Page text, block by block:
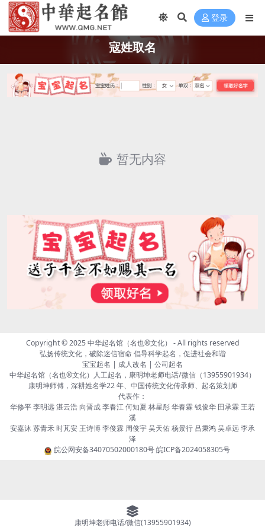
登录
寇姓取名
暂无内容
Copyright © 2025中华起名馆（名也®文化） - All rights reserved
弘扬传统文化，破除迷信宿命 倡导科学起名，促进社会和谐
宝宝起名 | 成人改名 | 公司起名
中华起名馆（名也®文化）人工起名，康明坤老师电话/微信（13955901934）
康明坤师傅，深耕姓名学22 年、中国传统文化传承师、起名策划师
代表作：
华修平 李明远 湛云浩 向晋成 李春江 何知夏 林星彤 华春霖 钱俊华 田承霖 王若
溪
安嘉沐 苏青禾 时芃安 王诗博 李俊霖 周俊宇 吴天佑 杨景行 吕秉鸿 吴卓远 李承
泽
皖公网安备34070502000180号皖ICP备2024058305号
康明坤老师电话/微信(13955901934)